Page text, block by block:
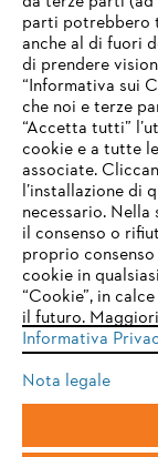
Service
Termini e
Note legali
Andreas STIHL
20040 Cambiago
Email:info@stihl.it
Numero di partita
Società a socio
IHR
Sie nutzen einen
eine optimale
einem der
firefox
safari
parti potrebbero
anche al di fuori
di prendere
“Informativa sui
che noi e terze
“Accetta tutti”
cookie e a tutte
associate.
l’installazione di
necessario.
il consenso o
proprio
cookie in
“Cookie”, in
il futuro.
Informativa
Nota legale